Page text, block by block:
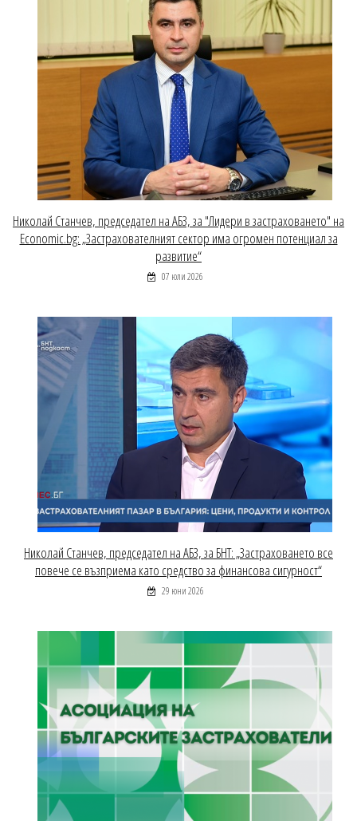
Николай Станчев, председател на АБЗ, за "Лидери в застраховането" на
Economic.bg: „Застрахователният сектор има огромен потенциал за
развитие“
07 юли 2026
Николай Станчев, председател на АБЗ, за БНТ: „Застраховането все
повече се възприема като средство за финансова сигурност“
29 юни 2026